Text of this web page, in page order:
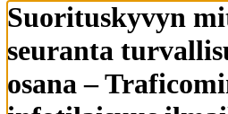
Suorituskyvyn
seuranta
osana –